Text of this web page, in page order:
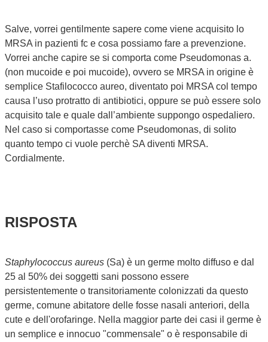
Salve, vorrei gentilmente sapere come viene acquisito lo
MRSA in pazienti fc e cosa possiamo fare a prevenzione.
Vorrei anche capire se si comporta come Pseudomonas a.
(non mucoide e poi mucoide), ovvero se MRSA in origine è
semplice Stafilococco aureo, diventato poi MRSA col tempo
causa l’uso protratto di antibiotici, oppure se può essere solo
acquisito tale e quale dall’ambiente suppongo ospedaliero.
Nel caso si comportasse come Pseudomonas, di solito
quanto tempo ci vuole perchè SA diventi MRSA.
Cordialmente.
RISPOSTA
Staphylococcus aureus (Sa) è un germe molto diffuso e dal
25 al 50% dei soggetti sani possono essere
persistentemente o transitoriamente colonizzati da questo
germe, comune abitatore delle fosse nasali anteriori, della
cute e dell'orofaringe. Nella maggior parte dei casi il germe è
un semplice e innocuo "commensale" o è responsabile di